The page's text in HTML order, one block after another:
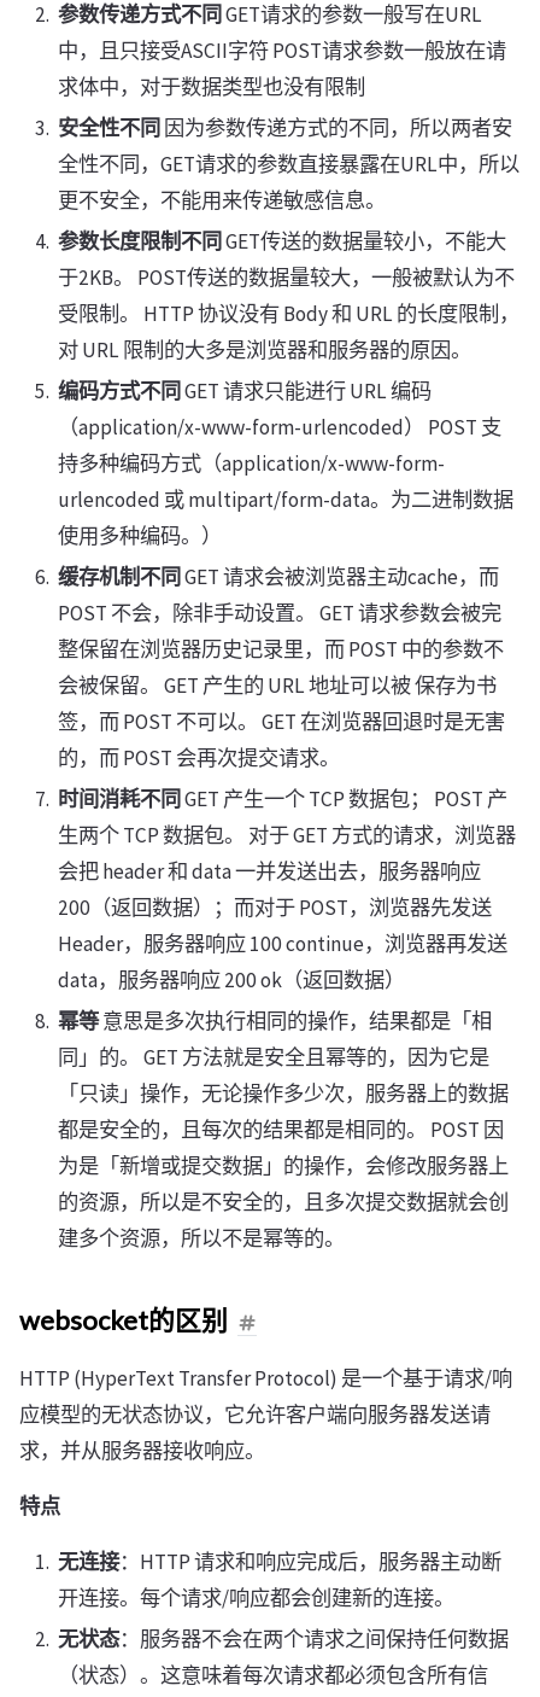
参数传递方式不同 GET请求的参数一般写在URL
中，且只接受ASCII字符 POST请求参数一般放在请
求体中，对于数据类型也没有限制
安全性不同 因为参数传递方式的不同，所以两者安
全性不同，GET请求的参数直接暴露在URL中，所以
更不安全，不能用来传递敏感信息。
参数长度限制不同 GET传送的数据量较小，不能大
于2KB。 POST传送的数据量较大，一般被默认为不
受限制。 HTTP 协议没有 Body 和 URL 的长度限制，
对 URL 限制的大多是浏览器和服务器的原因。
编码方式不同 GET 请求只能进行 URL 编码
（application/x-www-form-urlencoded） POST 支
持多种编码方式（application/x-www-form-
urlencoded 或 multipart/form-data。为二进制数据
使用多种编码。）
缓存机制不同 GET 请求会被浏览器主动cache，而
POST 不会，除非手动设置。 GET 请求参数会被完
整保留在浏览器历史记录里，而 POST 中的参数不
会被保留。 GET 产生的 URL 地址可以被 保存为书
签，而 POST 不可以。 GET 在浏览器回退时是无害
的，而 POST 会再次提交请求。
时间消耗不同 GET 产生一个 TCP 数据包； POST 产
生两个 TCP 数据包。 对于 GET 方式的请求，浏览器
会把 header 和 data 一并发送出去，服务器响应
200（返回数据）；而对于 POST，浏览器先发送
Header，服务器响应 100 continue，浏览器再发送
data，服务器响应 200 ok（返回数据）
幂等意思是多次执行相同的操作，结果都是「相
同」的。 GET 方法就是安全且幂等的，因为它是
「只读」操作，无论操作多少次，服务器上的数据
都是安全的，且每次的结果都是相同的。 POST 因
为是「新增或提交数据」的操作，会修改服务器上
的资源，所以是不安全的，且多次提交数据就会创
建多个资源，所以不是幂等的。
websocket的区别
HTTP (HyperText Transfer Protocol) 是一个基于请求/响
应模型的无状态协议，它允许客户端向服务器发送请
求，并从服务器接收响应。
特点
无连接：HTTP 请求和响应完成后，服务器主动断
开连接。每个请求/响应都会创建新的连接。
无状态：服务器不会在两个请求之间保持任何数据
（状态）。这意味着每次请求都必须包含所有信